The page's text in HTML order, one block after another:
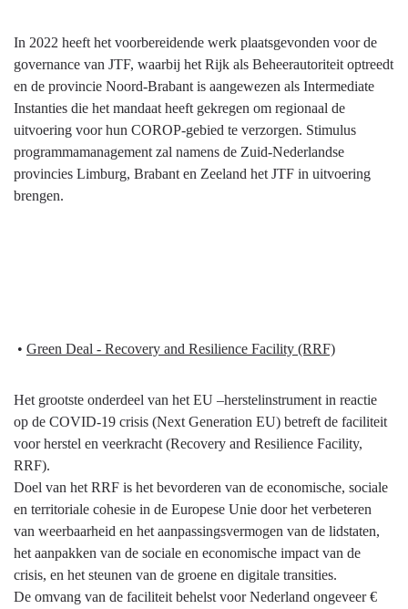
In 2022 heeft het voorbereidende werk plaatsgevonden voor de
governance van JTF, waarbij het Rijk als Beheerautoriteit optreedt
en de provincie Noord-Brabant is aangewezen als Intermediate
Instanties die het mandaat heeft gekregen om regionaal de
uitvoering voor hun COROP-gebied te verzorgen. Stimulus
programmamanagement zal namens de Zuid-Nederlandse
provincies Limburg, Brabant en Zeeland het JTF in uitvoering
brengen.
• Green Deal - Recovery and Resilience Facility (RRF)
Het grootste onderdeel van het EU –herstelinstrument in reactie
op de COVID-19 crisis (Next Generation EU) betreft de faciliteit
voor herstel en veerkracht (Recovery and Resilience Facility,
RRF).
Doel van het RRF is het bevorderen van de economische, sociale
en territoriale cohesie in de Europese Unie door het verbeteren
van weerbaarheid en het aanpassingsvermogen van de lidstaten,
het aanpakken van de sociale en economische impact van de
crisis, en het steunen van de groene en digitale transities.
De omvang van de faciliteit behelst voor Nederland ongeveer €